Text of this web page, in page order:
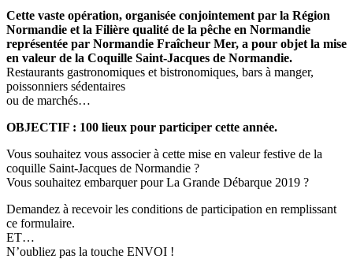
Cette vaste opération, organisée conjointement par la Région
Normandie et la Filière qualité de la pêche en Normandie
représentée par Normandie Fraîcheur Mer, a pour objet la mise
en valeur de la Coquille Saint-Jacques de Normandie.
Restaurants gastronomiques et bistronomiques, bars à manger,
poissonniers sédentaires
ou de marchés…
OBJECTIF : 100 lieux pour participer cette année.
Vous souhaitez vous associer à cette mise en valeur festive de la
coquille Saint-Jacques de Normandie ?
Vous souhaitez embarquer pour La Grande Débarque 2019 ?
Demandez à recevoir les conditions de participation en remplissant
ce formulaire.
ET…
N’oubliez pas la touche ENVOI !